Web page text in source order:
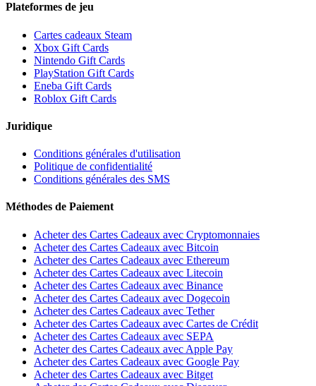
Plateformes de jeu
Cartes cadeaux Steam
Xbox Gift Cards
Nintendo Gift Cards
PlayStation Gift Cards
Eneba Gift Cards
Roblox Gift Cards
Juridique
Conditions générales d'utilisation
Politique de confidentialité
Conditions générales des SMS
Méthodes de Paiement
Acheter des Cartes Cadeaux avec Cryptomonnaies
Acheter des Cartes Cadeaux avec Bitcoin
Acheter des Cartes Cadeaux avec Ethereum
Acheter des Cartes Cadeaux avec Litecoin
Acheter des Cartes Cadeaux avec Binance
Acheter des Cartes Cadeaux avec Dogecoin
Acheter des Cartes Cadeaux avec Tether
Acheter des Cartes Cadeaux avec Cartes de Crédit
Acheter des Cartes Cadeaux avec SEPA
Acheter des Cartes Cadeaux avec Apple Pay
Acheter des Cartes Cadeaux avec Google Pay
Acheter des Cartes Cadeaux avec Bitget